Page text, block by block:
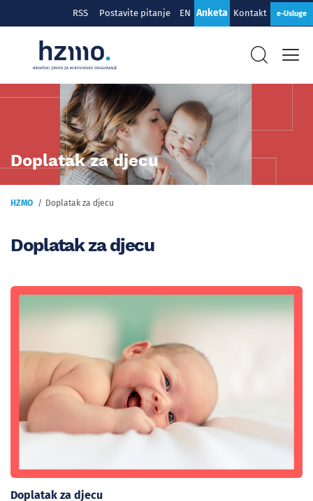
RSS Postavite pitanje EN Anketa Kontakt e-Usluge
Doplatak za djecu
HZMO Doplatak za djecu
Doplatak za djecu
Doplatak za djecu